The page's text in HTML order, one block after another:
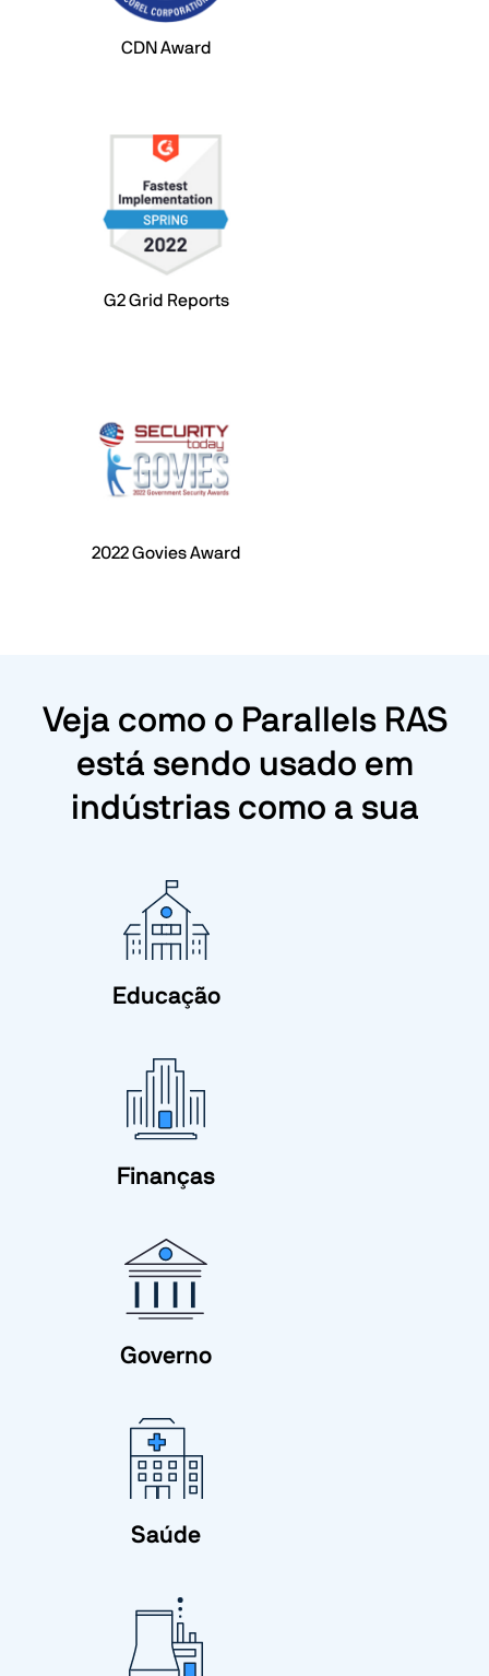
CDN Award
G2 Grid Reports
2022 Govies Award
Veja como o Parallels RAS
está sendo usado em
indústrias como a sua
Educação
Finanças
Governo
Saúde